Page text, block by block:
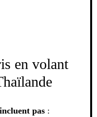
en volant
pas :